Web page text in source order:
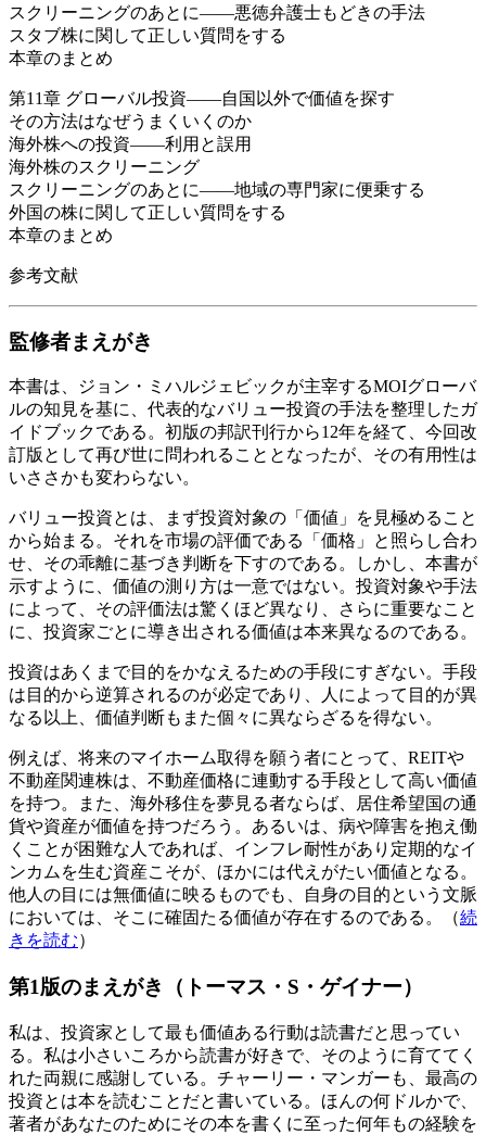
スクリーニングのあとに――悪徳弁護士もどきの手法
スタブ株に関して正しい質問をする
本章のまとめ
第11章 グローバル投資――自国以外で価値を探す
その方法はなぜうまくいくのか
海外株への投資――利用と誤用
海外株のスクリーニング
スクリーニングのあとに――地域の専門家に便乗する
外国の株に関して正しい質問をする
本章のまとめ
参考文献
監修者まえがき
本書は、ジョン・ミハルジェビックが主宰するMOIグローバ
ルの知見を基に、代表的なバリュー投資の手法を整理したガ
イドブックである。初版の邦訳刊行から12年を経て、今回改
訂版として再び世に問われることとなったが、その有用性は
いささかも変わらない。
バリュー投資とは、まず投資対象の「価値」を見極めること
から始まる。それを市場の評価である「価格」と照らし合わ
せ、その乖離に基づき判断を下すのである。しかし、本書が
示すように、価値の測り方は一意ではない。投資対象や手法
によって、その評価法は驚くほど異なり、さらに重要なこと
に、投資家ごとに導き出される価値は本来異なるのである。
投資はあくまで目的をかなえるための手段にすぎない。手段
は目的から逆算されるのが必定であり、人によって目的が異
なる以上、価値判断もまた個々に異ならざるを得ない。
例えば、将来のマイホーム取得を願う者にとって、REITや
不動産関連株は、不動産価格に連動する手段として高い価値
を持つ。また、海外移住を夢見る者ならば、居住希望国の通
貨や資産が価値を持つだろう。あるいは、病や障害を抱え働
くことが困難な人であれば、インフレ耐性があり定期的なイ
ンカムを生む資産こそが、ほかには代えがたい価値となる。
他人の目には無価値に映るものでも、自身の目的という文脈
においては、そこに確固たる価値が存在するのである。（続
きを読む）
第1版のまえがき（トーマス・S・ゲイナー）
私は、投資家として最も価値ある行動は読書だと思ってい
る。私は小さいころから読書が好きで、そのように育ててく
れた両親に感謝している。チャーリー・マンガーも、最高の
投資とは本を読むことだと書いている。ほんの何ドルかで、
著者があなたのためにその本を書くに至った何年もの経験を